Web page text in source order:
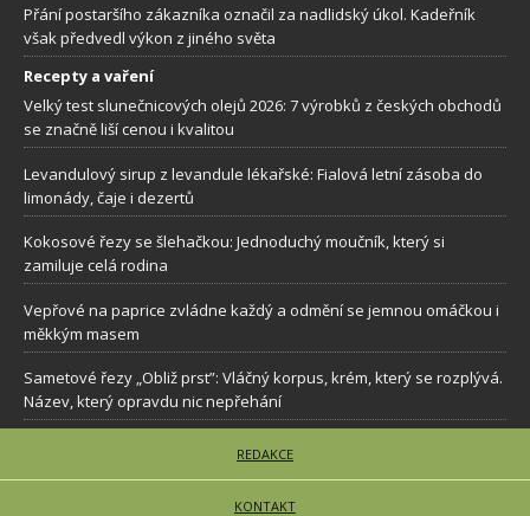
Přání postaršího zákazníka označil za nadlidský úkol. Kadeřník
však předvedl výkon z jiného světa
Recepty a vaření
Velký test slunečnicových olejů 2026: 7 výrobků z českých obchodů
se značně liší cenou i kvalitou
Levandulový sirup z levandule lékařské: Fialová letní zásoba do
limonády, čaje i dezertů
Kokosové řezy se šlehačkou: Jednoduchý moučník, který si
zamiluje celá rodina
Vepřové na paprice zvládne každý a odmění se jemnou omáčkou i
měkkým masem
Sametové řezy „Obliž prst”: Vláčný korpus, krém, který se rozplývá.
Název, který opravdu nic nepřehání
REDAKCE
KONTAKT